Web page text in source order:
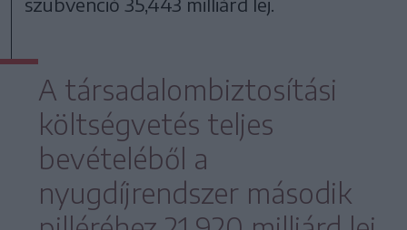
A társadalombiztosítási
költségvetés teljes
bevételéből a
nyugdíjrendszer második